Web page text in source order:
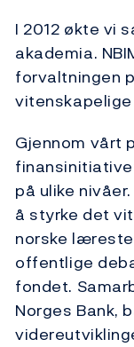
I 2012 økte vi
akademia.
forvaltningen
Gjennom vårt
på ulike
å styrke det
norske
offentlige
fondet.
Norges Bank,